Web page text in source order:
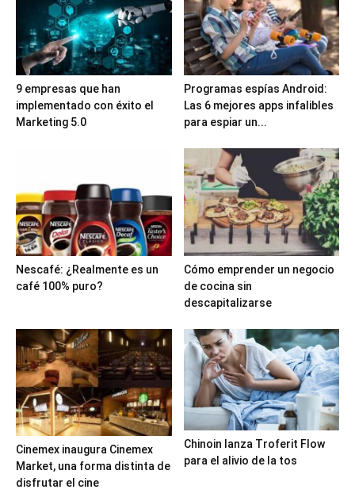
9 empresas que han
implementado con éxito el
Marketing 5.0
Programas espías Android:
Las 6 mejores apps infalibles
para espiar un...
Nescafé: ¿Realmente es un
café 100% puro?
Cómo emprender un negocio
de cocina sin
descapitalizarse
Cinemex inaugura Cinemex
Market, una forma distinta de
disfrutar el cine
Chinoin lanza Troferit Flow
para el alivio de la tos